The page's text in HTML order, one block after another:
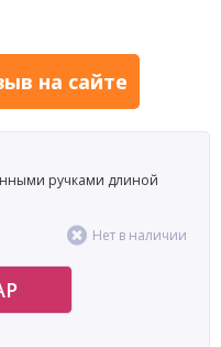
на сайте
ручками длиной
Нет в наличии